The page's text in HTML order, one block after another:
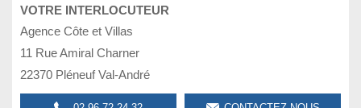
VOTRE INTERLOCUTEUR
Agence Côte et Villas
11 Rue Amiral Charner
22370 Pléneuf Val-André